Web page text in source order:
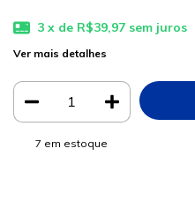
3 x de R$39,97 sem juros
Ver mais detalhes
7 em estoque